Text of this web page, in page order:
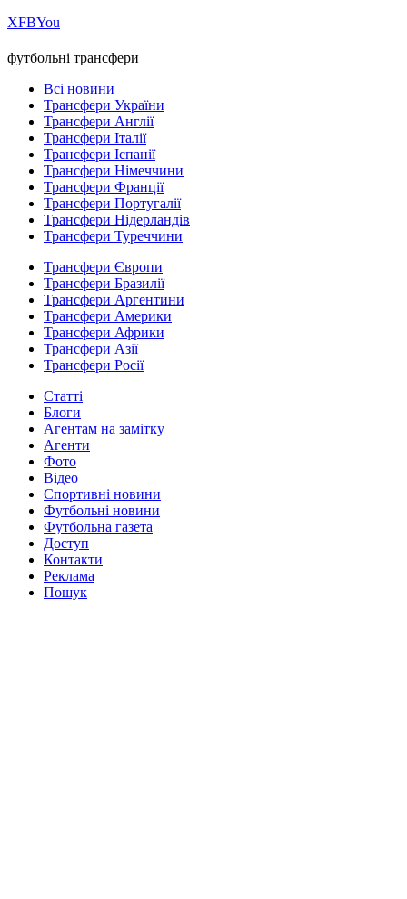
ХFBYou
футбольні трансфери
Всі новини
Трансфери України
Трансфери Англії
Трансфери Італії
Трансфери Іспанії
Трансфери Німеччини
Трансфери Франції
Трансфери Португалії
Трансфери Нідерландів
Трансфери Туреччини
Трансфери Європи
Трансфери Бразилії
Трансфери Аргентини
Трансфери Америки
Трансфери Африки
Трансфери Азії
Трансфери Росії
Статті
Блоги
Агентам на замітку
Агенти
Фото
Відео
Спортивні новини
Футбольні новини
Футбольна газета
Доступ
Контакти
Реклама
Пошук